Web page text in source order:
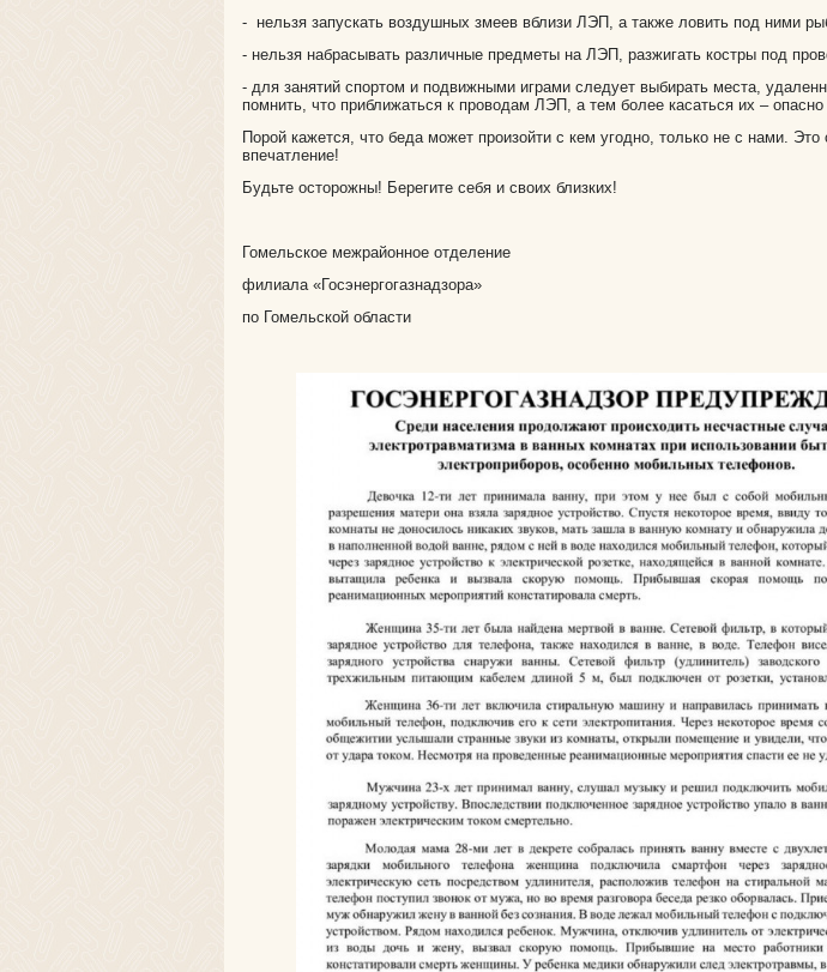
- нельзя запускать воздушных змеев вблизи ЛЭП, а также ловить под ними
- нельзя набрасывать различные предметы на ЛЭП, разжигать костры под
- для занятий спортом и подвижными играми следует выбирать места,
помнить, что приближаться к проводам ЛЭП, а тем более касаться их –
Порой кажется, что беда может произойти с кем угодно, только не с нами. Это
впечатление!
Будьте осторожны! Берегите себя и своих близких!
Гомельское межрайонное отделение
филиала «Госэнергогазнадзора»
по Гомельской области